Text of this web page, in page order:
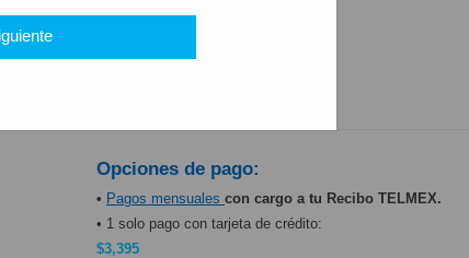
Opciones de pago:
• Pagos mensuales con cargo a tu Recibo TELMEX.
• 1 solo pago con tarjeta de crédito:
$3,395